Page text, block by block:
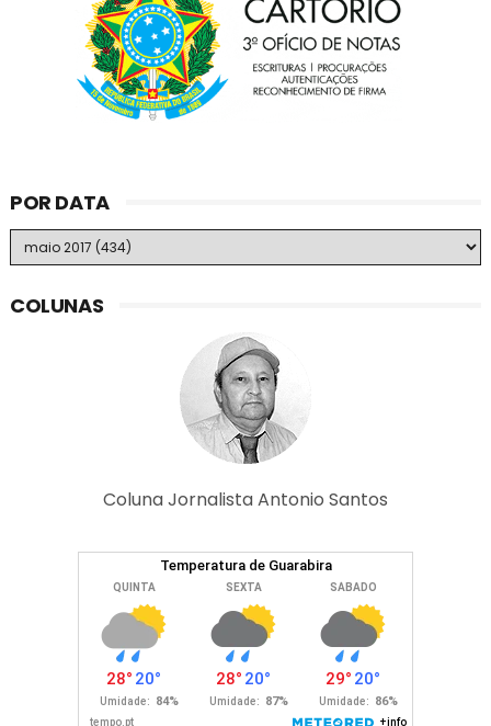
POR DATA
COLUNAS
Coluna Jornalista Antonio Santos